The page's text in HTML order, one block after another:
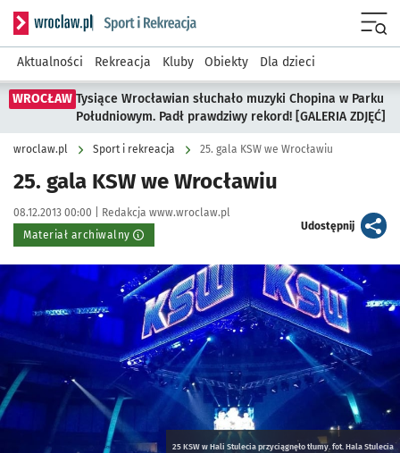
Serwis informacyjny wroclaw.pl podserwis: Sport i rekreacja
Aktualności Rekreacja Kluby Obiekty Dla dzieci
WROCŁAW Tysiące Wrocławian słuchało muzyki Chopina w Parku
Południowym. Padł prawdziwy rekord! [GALERIA ZDJĘĆ]
wroclaw.pl Sport i rekreacja 25. gala KSW we Wrocławiu
25. gala KSW we Wrocławiu
Data publikacji:
08.12.2013 00:00 | Autor:
Redakcja www.wroclaw.pl
Materiał archiwalny
Udostępnijartykuł
Kliknij, aby powiększyć
25 KSW w Hali Stulecia przyciągnęło tłumy. fot. Hala Stulecia